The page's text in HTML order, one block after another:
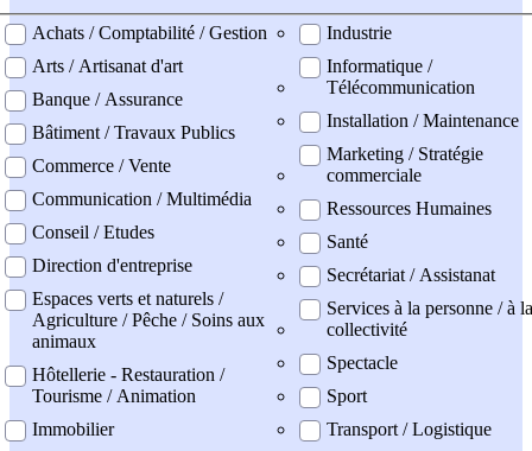
professionel
Achats / Comptabilité / Gestion
Arts / Artisanat d'art
Banque / Assurance
Bâtiment / Travaux Publics
Commerce / Vente
Communication / Multimédia
Conseil / Etudes
Direction d'entreprise
Espaces verts et naturels /
Agriculture / Pêche / Soins aux
animaux
Hôtellerie - Restauration /
Tourisme / Animation
Immobilier
Industrie
Informatique /
Télécommunication
Installation / Maintenance
Marketing / Stratégie
commerciale
Ressources Humaines
Santé
Secrétariat / Assistanat
Services à la personne / à la
collectivité
Spectacle
Sport
Transport / Logistique